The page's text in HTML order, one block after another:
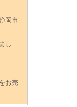
岡市
し
お売